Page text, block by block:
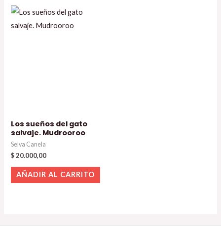
Los sueños del gato
salvaje. Mudrooroo
Selva Canela
$20.000,00
AÑADIR AL CARRITO